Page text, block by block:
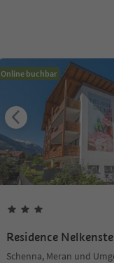
Online buchbar
Residence
Schenna, Meran und